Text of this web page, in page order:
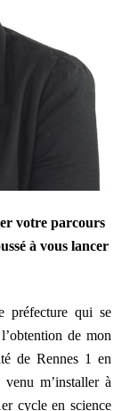
votre parcours
à vous lancer
préfecture qui se
de mon
deRennes 1 en
m’installer à
cycle en science